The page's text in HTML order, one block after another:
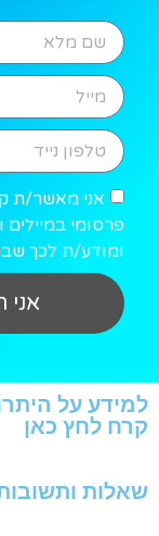
אני מאשר/ת
פרסומי
ומודע/ת לכך
למידע על
קרח לחץ כאן
שאלות